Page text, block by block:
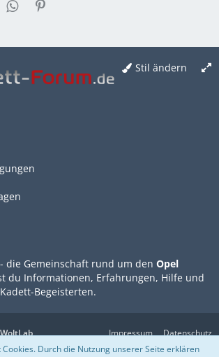
Stil ändern
die Gemeinschaft rund um den Opel
du Informationen, Erfahrungen, Hilfe und
Begeisterten.
WoltLab
Impressum
Datenschutz
Nutzungsbestimmungen
Durch die Nutzung unserer Seite erklären